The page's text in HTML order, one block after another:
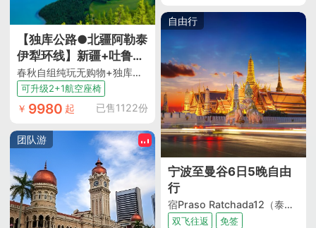
【独库公路●北疆阿勒泰
伊犁环线】新疆+吐鲁番
+乌鲁木齐+天山天池
+S21沙漠公路+阿勒泰
+五彩滩+喀纳斯+禾木
+那拉提+独库公路10日
春秋自组纯玩无购物+独库公路精华北段+城市4钻+近景区住宿+满12人升级2+1车
可升级2+1航空座椅
￥ 9980 起 已售1122份
团队游
自由行
宁波至曼谷6日5晚自由
行
宿Praso Ratchada12（泰拳文化探寻）
双飞往返 免签